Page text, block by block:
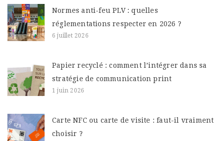
Normes anti-feu PLV : quelles
réglementations respecter en 2026 ?
6 juillet 2026
Papier recyclé : comment l’intégrer dans sa
stratégie de communication print
1 juin 2026
Carte NFC ou carte de visite : faut-il vraiment
choisir ?